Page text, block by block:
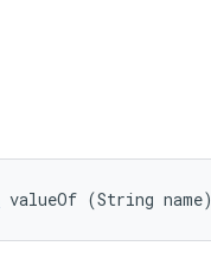
valueOf (String name)